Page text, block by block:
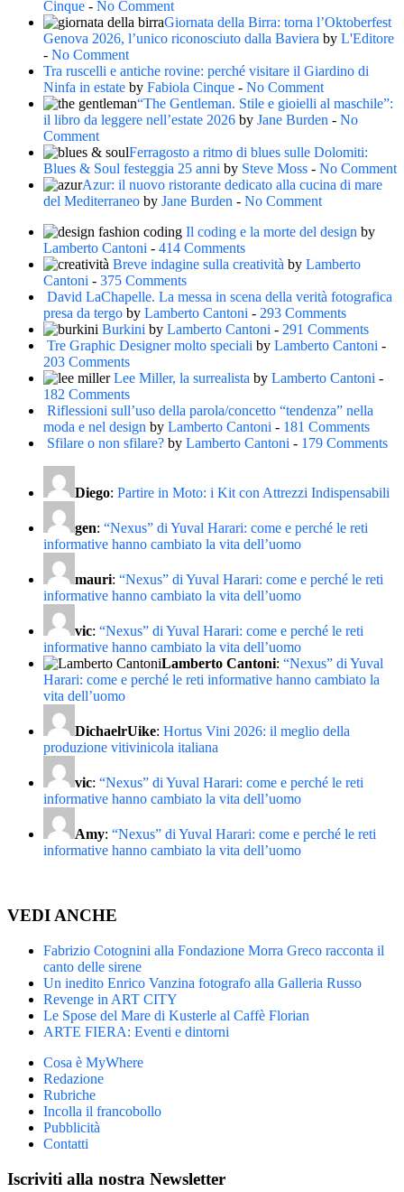
Cinque - No Comment
Giornata della Birra: torna l’Oktoberfest
Genova 2026, l’unico riconosciuto dalla Baviera by L'Editore
- No Comment
Tra ruscelli e antiche rovine: perché visitare il Giardino di
Ninfa in estate by Fabiola Cinque - No Comment
“The Gentleman. Stile e gioielli al maschile”:
il libro da leggere nell’estate 2026 by Jane Burden - No
Comment
Ferragosto a ritmo di blues sulle Dolomiti:
Blues & Soul festeggia 25 anni by Steve Moss - No Comment
Azur: il nuovo ristorante dedicato alla cucina di mare
del Mediterraneo by Jane Burden - No Comment
Il coding e la morte del design by
Lamberto Cantoni - 414 Comments
Breve indagine sulla creatività by Lamberto
Cantoni - 375 Comments
David LaChapelle. La messa in scena della verità fotografica
presa da tergo by Lamberto Cantoni - 293 Comments
Burkini by Lamberto Cantoni - 291 Comments
Tre Graphic Designer molto speciali by Lamberto Cantoni -
203 Comments
Lee Miller, la surrealista by Lamberto Cantoni -
182 Comments
Riflessioni sull’uso della parola/concetto “tendenza” nella
moda e nel design by Lamberto Cantoni - 181 Comments
Sfilare o non sfilare? by Lamberto Cantoni - 179 Comments
Diego: Partire in Moto: i Kit con Attrezzi Indispensabili
gen: “Nexus” di Yuval Harari: come e perché le reti
informative hanno cambiato la vita dell’uomo
mauri: “Nexus” di Yuval Harari: come e perché le reti
informative hanno cambiato la vita dell’uomo
vic: “Nexus” di Yuval Harari: come e perché le reti
informative hanno cambiato la vita dell’uomo
Lamberto Cantoni: “Nexus” di Yuval
Harari: come e perché le reti informative hanno cambiato la
vita dell’uomo
DichaelrUike: Hortus Vini 2026: il meglio della
produzione vitivinicola italiana
vic: “Nexus” di Yuval Harari: come e perché le reti
informative hanno cambiato la vita dell’uomo
Amy: “Nexus” di Yuval Harari: come e perché le reti
informative hanno cambiato la vita dell’uomo
VEDI ANCHE
Fabrizio Cotognini alla Fondazione Morra Greco racconta il
canto delle sirene
Un inedito Enrico Vanzina fotografo alla Galleria Russo
Revenge in ART CITY
Le Spose del Mare di Kusterle al Caffè Florian
ARTE FIERA: Eventi e dintorni
Cosa è MyWhere
Redazione
Rubriche
Incolla il francobollo
Pubblicità
Contatti
Iscriviti alla nostra Newsletter